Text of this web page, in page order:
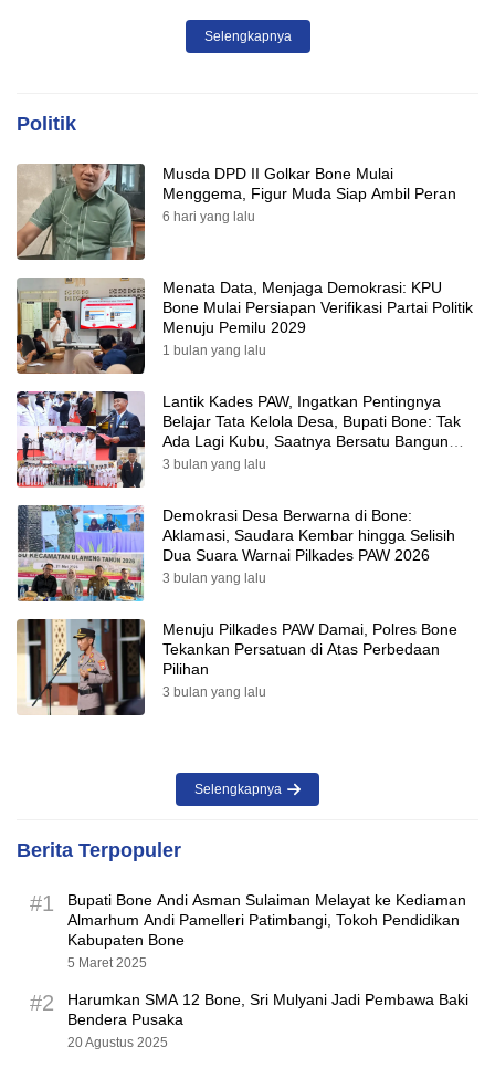
Selengkapnya
Politik
Musda DPD II Golkar Bone Mulai
Menggema, Figur Muda Siap Ambil Peran
6 hari yang lalu
Menata Data, Menjaga Demokrasi: KPU
Bone Mulai Persiapan Verifikasi Partai Politik
Menuju Pemilu 2029
1 bulan yang lalu
Lantik Kades PAW, Ingatkan Pentingnya
Belajar Tata Kelola Desa, Bupati Bone: Tak
Ada Lagi Kubu, Saatnya Bersatu Bangun
Desa
3 bulan yang lalu
Demokrasi Desa Berwarna di Bone:
Aklamasi, Saudara Kembar hingga Selisih
Dua Suara Warnai Pilkades PAW 2026
3 bulan yang lalu
Menuju Pilkades PAW Damai, Polres Bone
Tekankan Persatuan di Atas Perbedaan
Pilihan
3 bulan yang lalu
Selengkapnya
Berita Terpopuler
#1
Bupati Bone Andi Asman Sulaiman Melayat ke Kediaman
Almarhum Andi Pamelleri Patimbangi, Tokoh Pendidikan
Kabupaten Bone
5 Maret 2025
#2
Harumkan SMA 12 Bone, Sri Mulyani Jadi Pembawa Baki
Bendera Pusaka
20 Agustus 2025